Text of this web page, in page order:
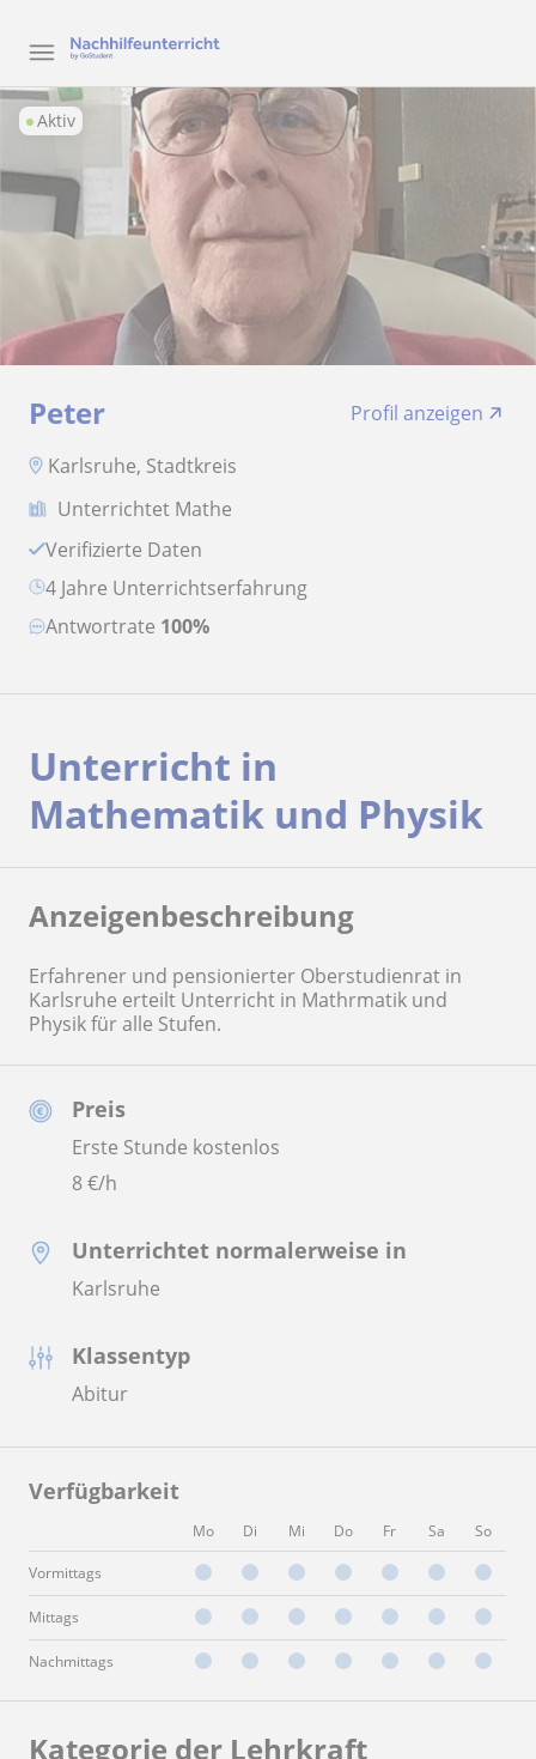
Aktiv
Peter
Profil anzeigen
Karlsruhe, Stadtkreis
Unterrichtet Mathe
Verifizierte Daten
4 Jahre Unterrichtserfahrung
Antwortrate 100%
Preis
Erste Stunde kostenlos
8€/h
Unterrichtet normalerweise in
Karlsruhe
Klassentyp
Abitur
Verfügbarkeit
Mo Di Mi Do Fr Sa So
Vormittags
Mittags
Nachmittags
Unterricht in
Mathematik und Physik
Anzeigenbeschreibung
Erfahrener und pensionierter Oberstudienrat in
Karlsruhe erteilt Unterricht in Mathrmatik und
Physik für alle Stufen.
Kategorie der Lehrkraft